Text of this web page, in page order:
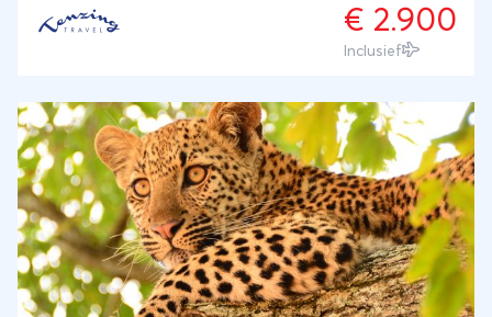
Philadelphia, wederom een stad waar geschiedenis
tijdens deze reis bezoekt, is de hoofdstad van
Amerika, Washington D.C. Hier bewonder je de
iconische politieke gebouwen aan de National Mall
en duik je in één van de vele musea in die de stad
rijk is. Het fijne aan deze rondreis is dat je de
trajecten tussen de steden per trein aflegt.
Onderweg geniet je van het mooie landschap van
het noordoosten.
€ 2.900
Inclusief